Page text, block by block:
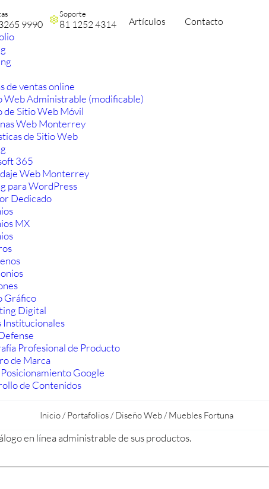
9990
Soporte
81 1252 4314 Artículos Contacto
de ventas online
Web Administrable (modificable)
de Sitio Web Móvil
Web Monterrey
de Sitio Web
365
Web Monterrey
para WordPress
Dedicado
MX
Gráfico
Digital
Institucionales
Profesional de Producto
de Marca
Posicionamiento Google
de Contenidos
Inicio/Portafolios/Diseño Web/Muebles Fortuna
en línea administrable de sus productos.